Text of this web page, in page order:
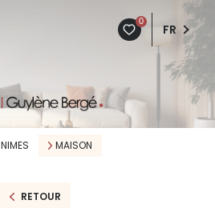
0
FR
NIMES MAISON
RETOUR